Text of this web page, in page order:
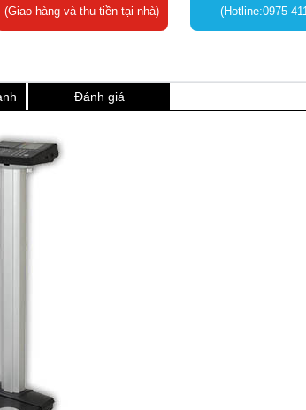
(Giao hàng và thu tiền tại nhà) (Hotline:0975
Đánh giá